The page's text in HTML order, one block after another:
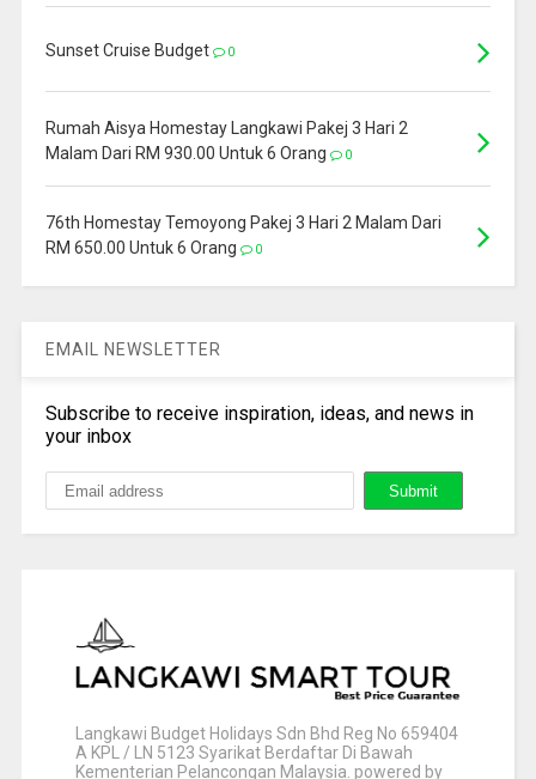
Sunset Cruise Budget 0
Rumah Aisya Homestay Langkawi Pakej 3 Hari 2
Malam Dari RM 930.00 Untuk 6 Orang
0
76th Homestay Temoyong Pakej 3 Hari 2 Malam Dari
RM 650.00 Untuk 6 Orang
0
EMAIL NEWSLETTER
Subscribe to receive inspiration, ideas, and news in
your inbox
Langkawi Budget Holidays Sdn Bhd Reg No 659404
A KPL / LN 5123 Syarikat Berdaftar Di Bawah
Kementerian Pelancongan Malaysia. powered by